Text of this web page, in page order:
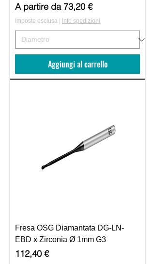
A partire da 73,20 €
Prezzo scontato
Imposte esclusa Info spedizioni
Aggiungi al carrello
Fresa OSG Diamantata DG-LN-
EBD x Zirconia Ø 1mm G3
Prezzo
112,40 €